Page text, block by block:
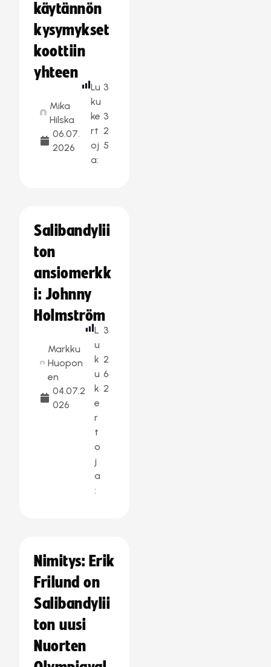
käytännön
kysymykset
koottiin
yhteen
Mika
Hilska
06.07.
2026
Lu
ku
ke
rt
oj
a:
3
3
2
5
Salibandylii
ton
ansiomerkk
i: Johnny
Holmström
Markku
Huopon
en
04.07.2
026
L
u
k
u
k
e
r
t
o
j
a
:
3
2
6
2
Nimitys: Erik
Frilund on
Salibandylii
ton uusi
Nuorten